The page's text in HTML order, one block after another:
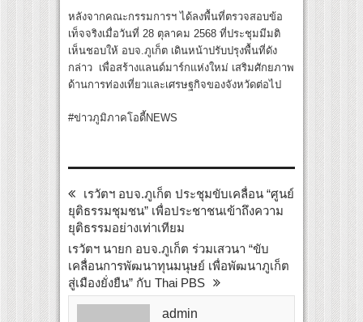
หลังจากคณะกรรมการฯ ได้ลงพื้นที่ตรวจสอบข้อ
เท็จจริงเมื่อวันที่ 28 ตุลาคม 2568 ที่ประชุมมีมติ
เห็นชอบให้ อบจ.ภูเก็ต เดินหน้าปรับปรุงพื้นที่ดัง
กล่าว เพื่อสร้างแลนด์มาร์กแห่งใหม่ เสริมศักยภาพ
ด้านการท่องเที่ยวและเศรษฐกิจของจังหวัดต่อไป
#ข่าวภูมิภาคโอดี้NEWS
เรวัตฯ อบจ.ภูเก็ต ประชุมขับเคลื่อน “ศูนย์
ยุติธรรมชุมชน” เพื่อประชาชนเข้าถึงความ
ยุติธรรมอย่างเท่าเทียม
เรวัตฯ นายก อบจ.ภูเก็ต ร่วมเสวนา “ขับ
เคลื่อนการพัฒนาทุนมนุษย์ เพื่อพัฒนาภูเก็ต
สู่เมืองยั่งยืน” กับ Thai PBS
admin